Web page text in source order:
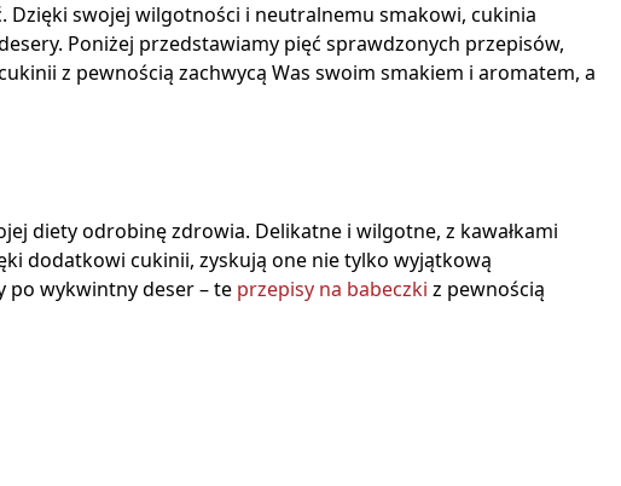
swojej wilgotności i neutralnemu smakowi, cukinia
Poniżej przedstawiamy pięć sprawdzonych przepisów,
z pewnością zachwycą Was swoim smakiem i aromatem, a
diety odrobinę zdrowia. Delikatne i wilgotne, z kawałkami
dodatkowi cukinii, zyskują one nie tylko wyjątkową
po wykwintny deser – te przepisy na babeczki z pewnością